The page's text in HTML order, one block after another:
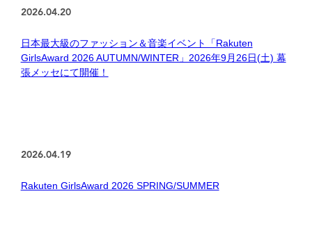
2026.04.20
日本最大級のファッション＆音楽イベント「Rakuten
GirlsAward 2026 AUTUMN/WINTER」2026年9月26日(土) 幕
張メッセにて開催！
2026.04.19
Rakuten GirlsAward 2026 SPRING/SUMMER